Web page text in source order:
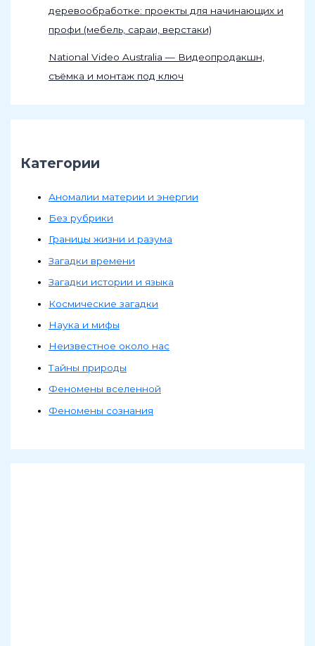
деревообработке: проекты для начинающих и
профи (мебель, сараи, верстаки)
National Video Australia — Видеопродакшн,
съёмка и монтаж под ключ
Категории
Аномалии материи и энергии
Без рубрики
Границы жизни и разума
Загадки времени
Загадки истории и языка
Космические загадки
Наука и мифы
Неизвестное около нас
Тайны природы
Феномены вселенной
Феномены сознания